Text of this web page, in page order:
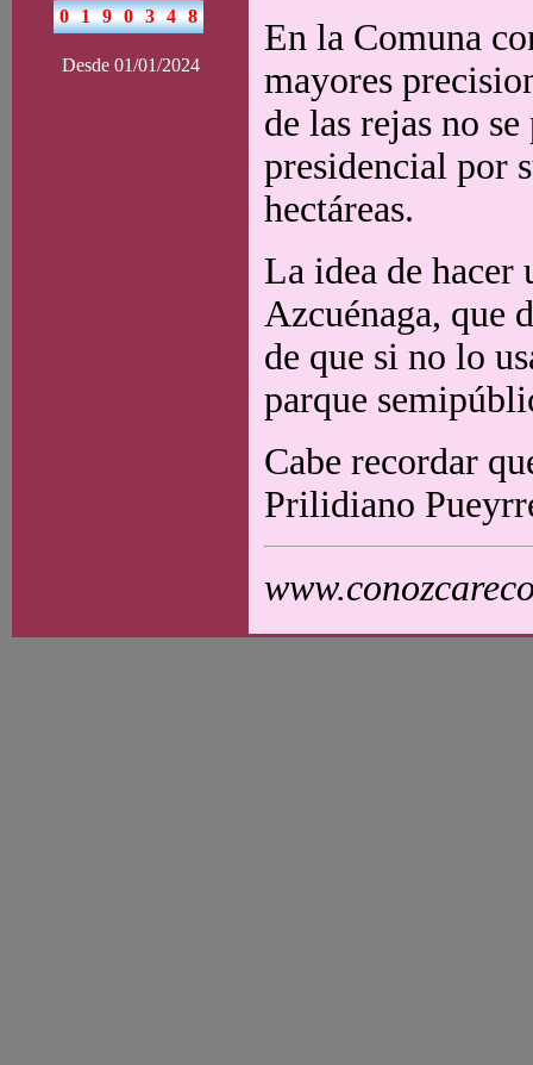
Desde 01/01/2024
En la Comuna
mayores
de las rejas no
presidencial por
hectáreas.
La idea de hacer
Azcuénaga, que
de que si no lo
parque
Cabe recordar
Prilidiano